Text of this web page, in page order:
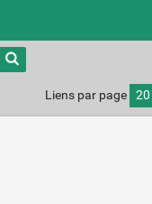
Liens par page 20